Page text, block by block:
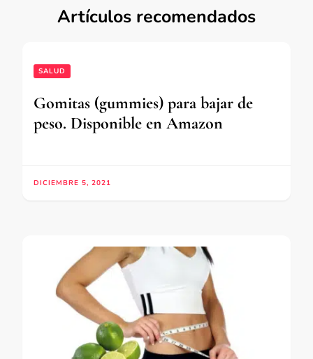
Artículos recomendados
SALUD
Gomitas (gummies) para bajar de
peso. Disponible en Amazon
DICIEMBRE 5, 2021